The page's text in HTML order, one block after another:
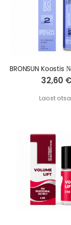
32,60 €
Laost